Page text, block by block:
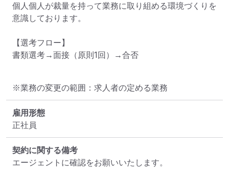
個人個人が裁量を持って業務に取り組める環境づくりを
意識しております。
【選考フロー】
書類選考→面接（原則1回）→合否
※業務の変更の範囲：求人者の定める業務
雇用形態
正社員
契約に関する備考
エージェントに確認をお願いいたします。